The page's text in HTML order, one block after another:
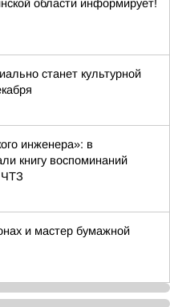
области информирует!
станет культурной
инженера»: в
книгу воспоминаний
ЧТЗ
и мастер бумажной